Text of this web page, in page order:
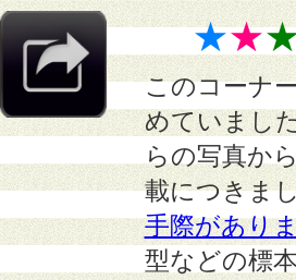
★★
このコーナ
めていまし
らの写真か
載につきま
手際があり
型などの標